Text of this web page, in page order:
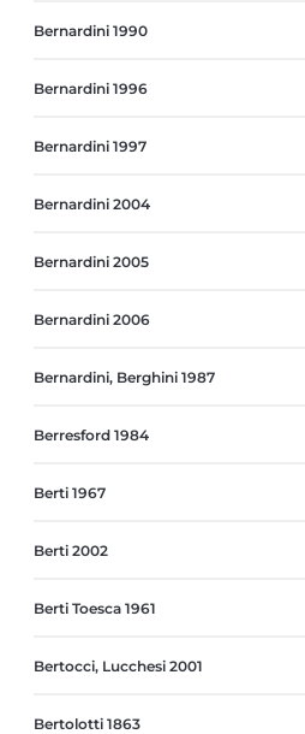
Bernardini 1990
Bernardini 1996
Bernardini 1997
Bernardini 2004
Bernardini 2005
Bernardini 2006
Bernardini, Berghini 1987
Berresford 1984
Berti 1967
Berti 2002
Berti Toesca 1961
Bertocci, Lucchesi 2001
Bertolotti 1863